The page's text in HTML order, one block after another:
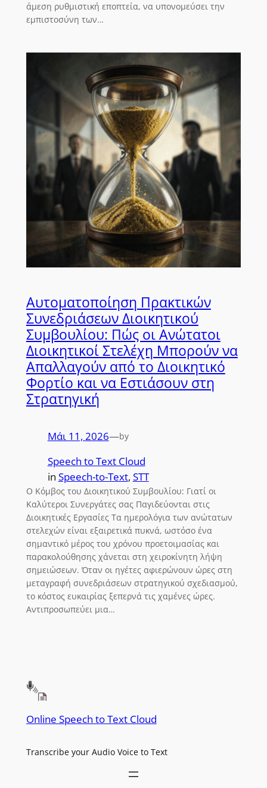
άμεση ρυθμιστική εποπτεία, να υπονομεύσει την
εμπιστοσύνη των…
Αυτοματοποίηση Πρακτικών
Συνεδριάσεων Διοικητικού
Συμβουλίου: Πώς οι Ανώτατοι
Διοικητικοί Στελέχη Μπορούν να
Απαλλαγούν από το Διοικητικό
Φορτίο και να Εστιάσουν στη
Στρατηγική
Μάι 11, 2026—by
Speech to Text Cloud
in Speech-to-Text, STT
Ο Κόμβος του Διοικητικού Συμβουλίου: Γιατί οι
Καλύτεροι Συνεργάτες σας Παγιδεύονται στις
Διοικητικές Εργασίες Τα ημερολόγια των ανώτατων
στελεχών είναι εξαιρετικά πυκνά, ωστόσο ένα
σημαντικό μέρος του χρόνου προετοιμασίας και
παρακολούθησης χάνεται στη χειροκίνητη λήψη
σημειώσεων. Όταν οι ηγέτες αφιερώνουν ώρες στη
μεταγραφή συνεδριάσεων στρατηγικού σχεδιασμού,
το κόστος ευκαιρίας ξεπερνά τις χαμένες ώρες.
Αντιπροσωπεύει μια…
Online Speech to Text Cloud
Transcribe your Audio Voice to Text